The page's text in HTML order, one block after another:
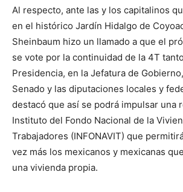
Al respecto, ante las y los capitalinos
en el histórico Jardín Hidalgo de
Sheinbaum hizo un llamado a que el
se vote por la continuidad de la 4T
Presidencia, en la Jefatura de
Senado y las diputaciones locales y
destacó que así se podrá impulsar una
Instituto del Fondo Nacional de la
Trabajadores (INFONAVIT) que
vez más los mexicanos y mexicanas
una vivienda propia.